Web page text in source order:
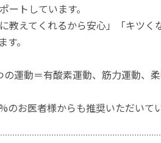
トしています。
えてくれるから安心」「キツく
。
運動＝有酸素運動、筋力運動、
お医者様からも推奨いただいてい